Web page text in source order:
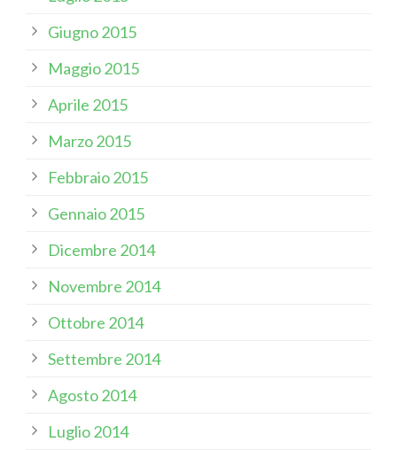
Giugno 2015
Maggio 2015
Aprile 2015
Marzo 2015
Febbraio 2015
Gennaio 2015
Dicembre 2014
Novembre 2014
Ottobre 2014
Settembre 2014
Agosto 2014
Luglio 2014